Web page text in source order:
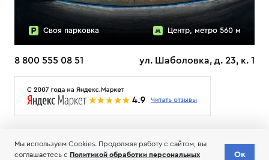
Своя парковка Центр, метро 560 м
8 800 555 08 51 ул. Шаболовка, д. 23, к. 1
© 2006-2026 Пределанет
Мы используем Cookies. Продолжая работу с сайтом, вы
соглашаетесь с Политикой обработки персональных Ок